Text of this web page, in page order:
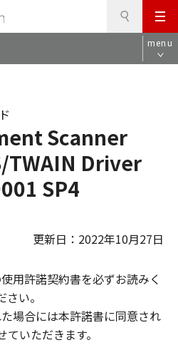
メ
ニ
ュ
menu
Scanner
TWAIN Driver
SP4
更新日：2022年10月27日
用許諾契約書を必ずお読みく
さい。
場合には本許諾書に同意され
ていただきます。